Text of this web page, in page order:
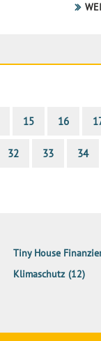
15 16
32 33 34
Tiny House
Klimaschutz (12)